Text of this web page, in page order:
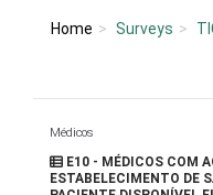
Home Surveys
Médicos
E10 - MÉDICOS COM
ESTABELECIMENTO DE